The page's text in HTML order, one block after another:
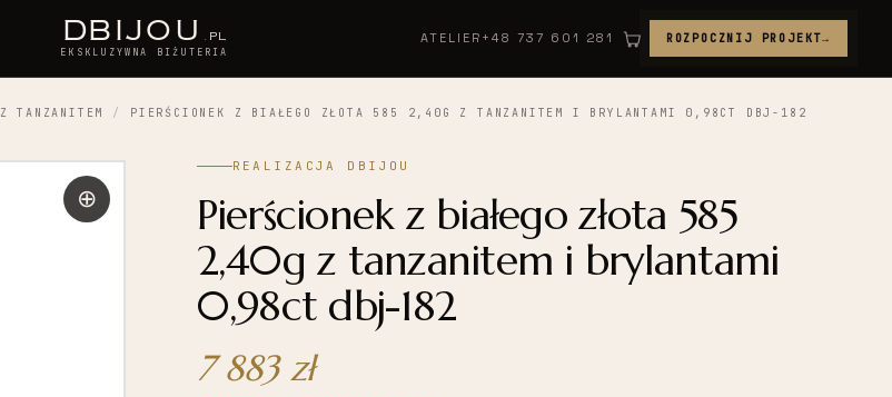
DBIJOU .PL
EKSKLUZYWNA BIŻUTERIA
ATELIER +48 737 601 281 ROZPOCZNIJ PROJEKT→
Z TANZANITEM / PIERŚCIONEK Z BIAŁEGO ZŁOTA 585 2,40G Z TANZANITEM I BRYLANTAMI 0,98CT DBJ-182
REALIZACJA DBIJOU
Pierścionek z białego złota 585
2,40g z tanzanitem i brylantami
0,98ct dbj-182
7 883 zł